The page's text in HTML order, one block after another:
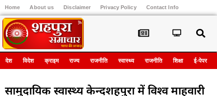
Home About us Disclaimer Privacy Policy Contact Info
देश विदेश क्राइम राज्य राजनीति स्वास्थ्य राजनीति शिक्षा ई-पेपर
सामुदायिक स्वास्थ्य केन्दशहपुरा में विश्व माहवारी